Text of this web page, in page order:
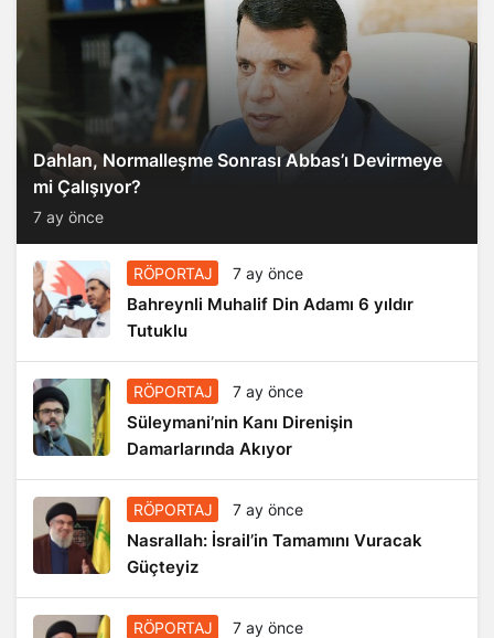
Dahlan, Normalleşme Sonrası Abbas’ı Devirmeye
mi Çalışıyor?
7 ay önce
RÖPORTAJ 7 ay önce
Bahreynli Muhalif Din Adamı 6 yıldır
Tutuklu
RÖPORTAJ 7 ay önce
Süleymani’nin Kanı Direnişin
Damarlarında Akıyor
RÖPORTAJ 7 ay önce
Nasrallah: İsrail’in Tamamını Vuracak
Güçteyiz
RÖPORTAJ 7 ay önce